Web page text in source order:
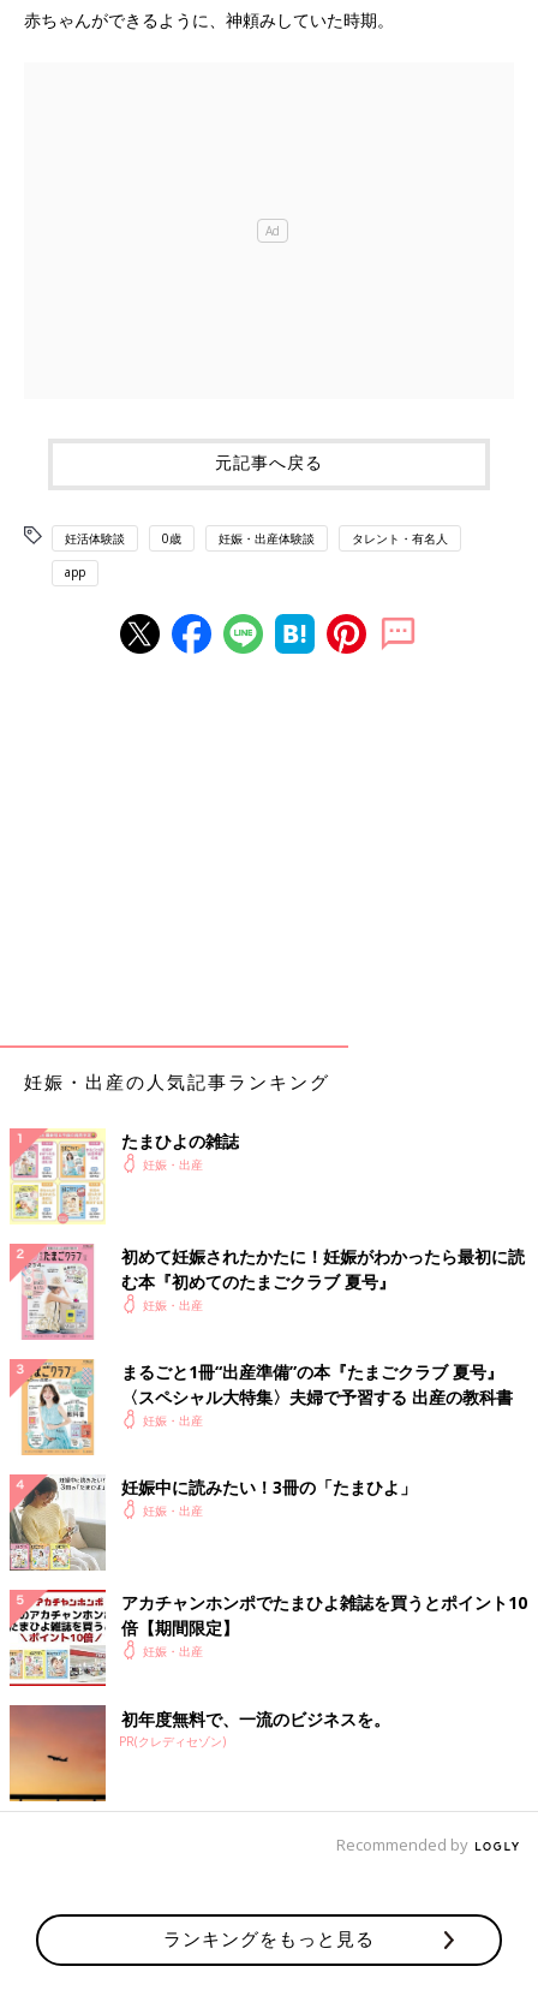
赤ちゃんができるように、神頼みしていた時期。
元記事へ戻る
妊活体験談 0歳 妊娠・出産体験談 タレント・有名人
app
妊娠・出産の人気記事ランキング
たまひよの雑誌
妊娠・出産
初めて妊娠されたかたに！妊娠がわかったら最初に読
む本『初めてのたまごクラブ 夏号』
妊娠・出産
まるごと1冊“出産準備”の本『たまごクラブ 夏号』
〈スペシャル大特集〉夫婦で予習する 出産の教科書
妊娠・出産
妊娠中に読みたい！3冊の「たまひよ」
妊娠・出産
アカチャンホンポでたまひよ雑誌を買うとポイント10
倍【期間限定】
妊娠・出産
初年度無料で、一流のビジネスを。
PR(クレディセゾン)
Recommended by
ランキングをもっと見る